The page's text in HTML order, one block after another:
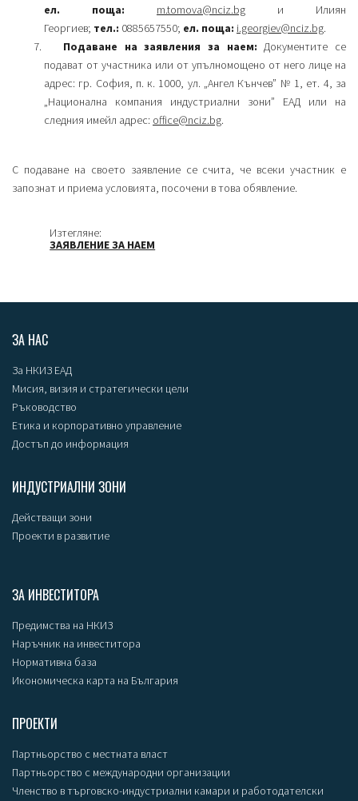
ел. поща:
m.tomova@nciz.bg и Илиян
Георгиев; тел.: 0885657550; ел. поща: i.georgiev@nciz.bg.
Подаване на заявления за наем:Документите се
подават от участника или от упълномощено от него лице на
адрес: гр. София, п. к. 1000, ул. „Ангел Кънчев” № 1, ет. 4, за
„Национална компания индустриални зони” ЕАД или на
следния имейл адрес: office@nciz.bg.
С подаване на своето заявление се счита, че всеки участник е
запознат и приема условията, посочени в това обявление.
Изтегляне:
ЗАЯВЛЕНИЕ ЗА НАЕМ
ЗА НАС
За НКИЗ ЕАД
Мисия, визия и стратегически цели
Ръководство
Етика и корпоративно управление
Достъп до информация
ИНДУСТРИАЛНИ ЗОНИ
Действащи зони
Проекти в развитие
ЗА ИНВЕСТИТОРА
Предимства на НКИЗ
Наръчник на инвеститора
Нормативна база
Икономическа карта на България
ПРОЕКТИ
Партньорство с местната власт
Партньорство с международни организации
Членство в търговско-индустриални камари и работодателски